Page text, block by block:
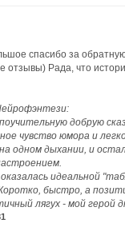
спасибо за
отзывы) Рада, что
добрую
чувство юмора и
одном дыхании, и
идеальной
быстро, а
лягух - мой герой